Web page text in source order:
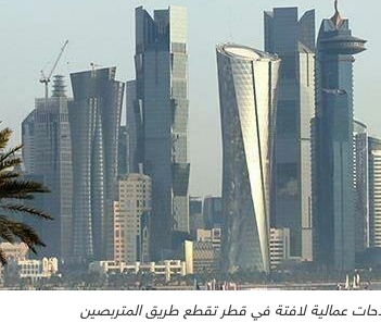
عمالية لافتة في قطر تقطع طريق المتربصين